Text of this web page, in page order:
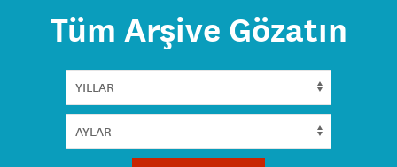
Tüm Arşive Gözatın